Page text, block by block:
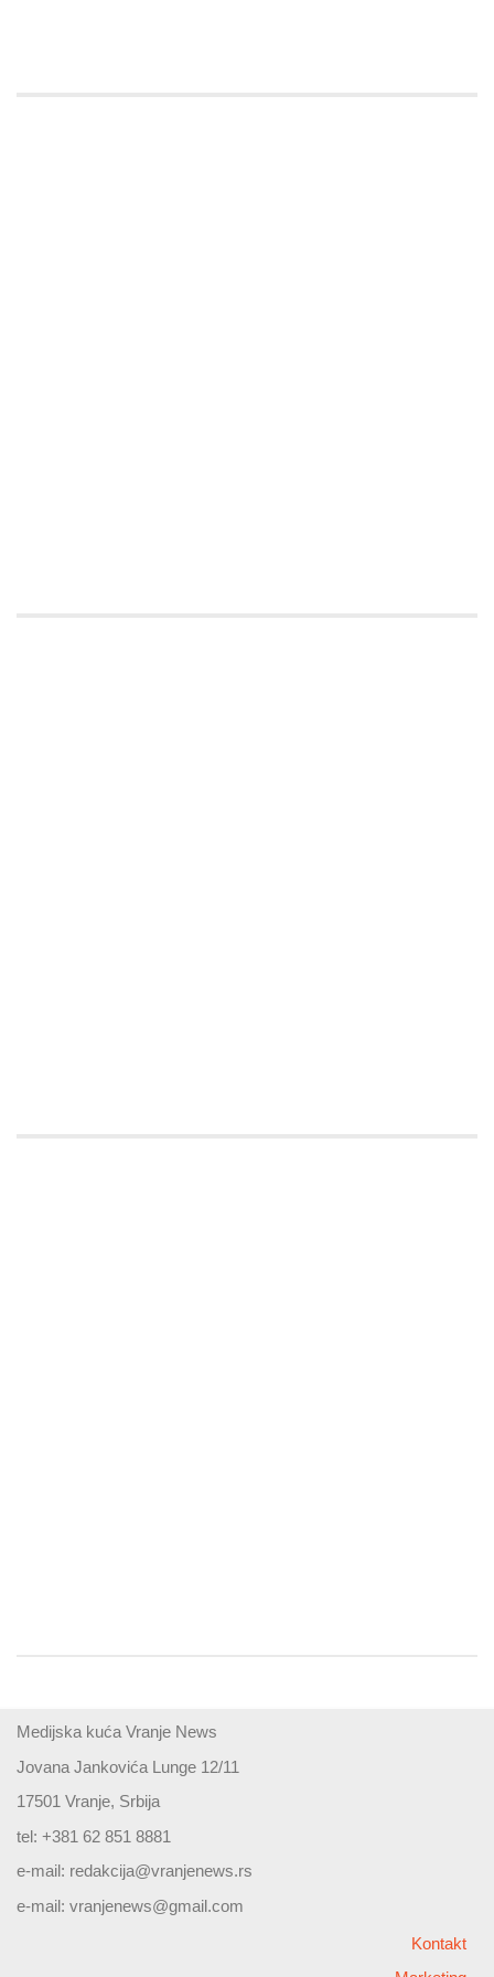
Medijska kuća Vranje News
Jovana Jankovića Lunge 12/11
17501 Vranje, Srbija
tel: +381 62 851 8881
e-mail: redakcija@vranjenews.rs
e-mail: vranjenews@gmail.com
Kontakt